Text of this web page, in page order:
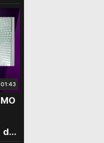
01:43
do